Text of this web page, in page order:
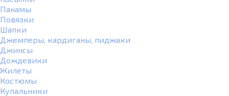
Панамы
Повязки
Шапки
Джемперы, кардиганы, пиджаки
Джинсы
Дождевики
Жилеты
Костюмы
Купальники